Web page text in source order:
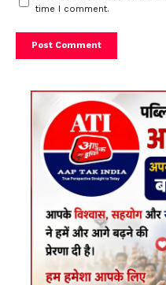
time I comment.